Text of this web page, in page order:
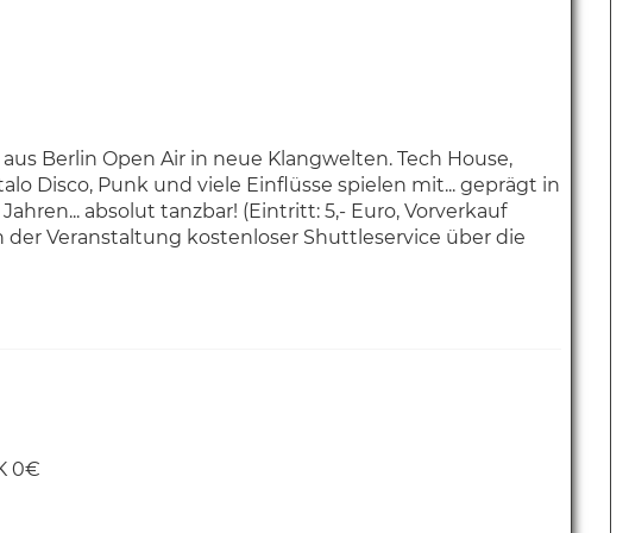
Berlin Open Air in neue Klangwelten. Tech House,
Disco, Punk und viele Einflüsse spielen mit... geprägt in
absolut tanzbar! (Eintritt: 5,- Euro, Vorverkauf
Veranstaltung kostenloser Shuttleservice über die
0€